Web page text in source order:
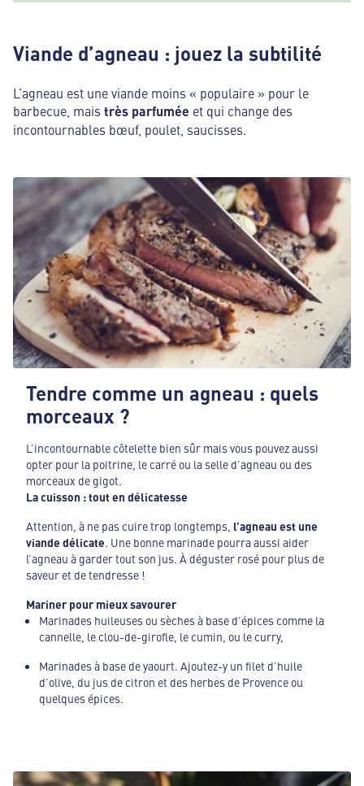
Viande d’agneau : jouez la subtilité
L’agneau est une viande moins « populaire » pour le
barbecue, mais très parfumée et qui change des
incontournables bœuf, poulet, saucisses.
Tendre comme un agneau : quels
morceaux ?
L’incontournable côtelette bien sûr mais vous pouvez aussi
opter pour la poitrine, le carré ou la selle d’agneau ou des
morceaux de gigot.
La cuisson : tout en délicatesse
Attention, à ne pas cuire trop longtemps, l’agneau est une
viande délicate. Une bonne marinade pourra aussi aider
l’agneau à garder tout son jus. À déguster rosé pour plus de
saveur et de tendresse !
Mariner pour mieux savourer
Marinades huileuses ou sèches à base d’épices comme la
cannelle, le clou-de-girofle, le cumin, ou le curry,
Marinades à base de yaourt. Ajoutez-y un filet d’huile
d’olive, du jus de citron et des herbes de Provence ou
quelques épices.